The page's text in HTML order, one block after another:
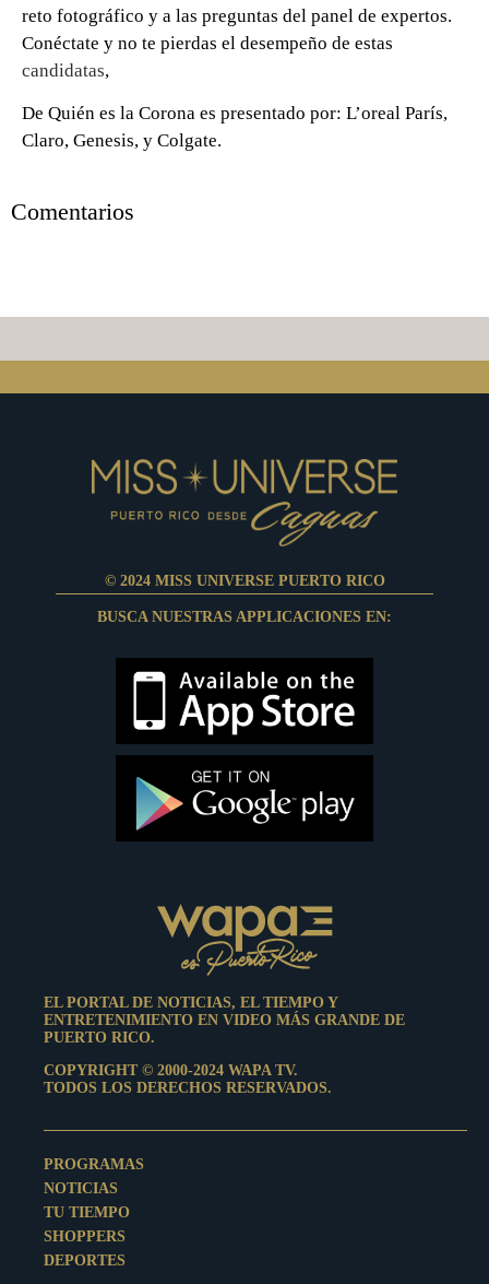
reto fotográfico y a las preguntas del panel de expertos.
Conéctate y no te pierdas el desempeño de estas
candidatas,
De Quién es la Corona es presentado por: L’oreal París,
Claro, Genesis, y Colgate.
Comentarios
© 2024 MISS UNIVERSE PUERTO RICO
BUSCA NUESTRAS APPLICACIONES EN:
EL PORTAL DE NOTICIAS, EL TIEMPO Y
ENTRETENIMIENTO EN VIDEO MÁS GRANDE DE
PUERTO RICO.
COPYRIGHT © 2000-2024 WAPA TV.
TODOS LOS DERECHOS RESERVADOS.
PROGRAMAS
NOTICIAS
TU TIEMPO
SHOPPERS
DEPORTES